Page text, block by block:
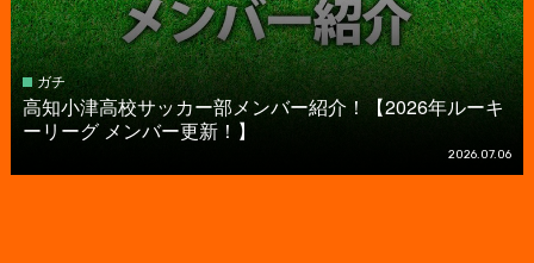
ガチ
高知小津高校サッカー部メンバー紹介！【2026年ルーキ
ーリーグ メンバー更新！】
2026.07.06